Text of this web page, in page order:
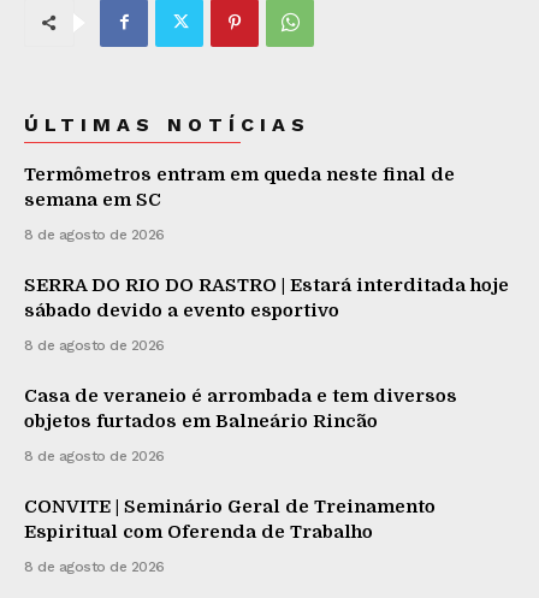
ÚLTIMAS NOTÍCIAS
Termômetros entram em queda neste final de
semana em SC
8 de agosto de 2026
SERRA DO RIO DO RASTRO | Estará interditada hoje
sábado devido a evento esportivo
8 de agosto de 2026
Casa de veraneio é arrombada e tem diversos
objetos furtados em Balneário Rincão
8 de agosto de 2026
CONVITE | Seminário Geral de Treinamento
Espiritual com Oferenda de Trabalho
8 de agosto de 2026